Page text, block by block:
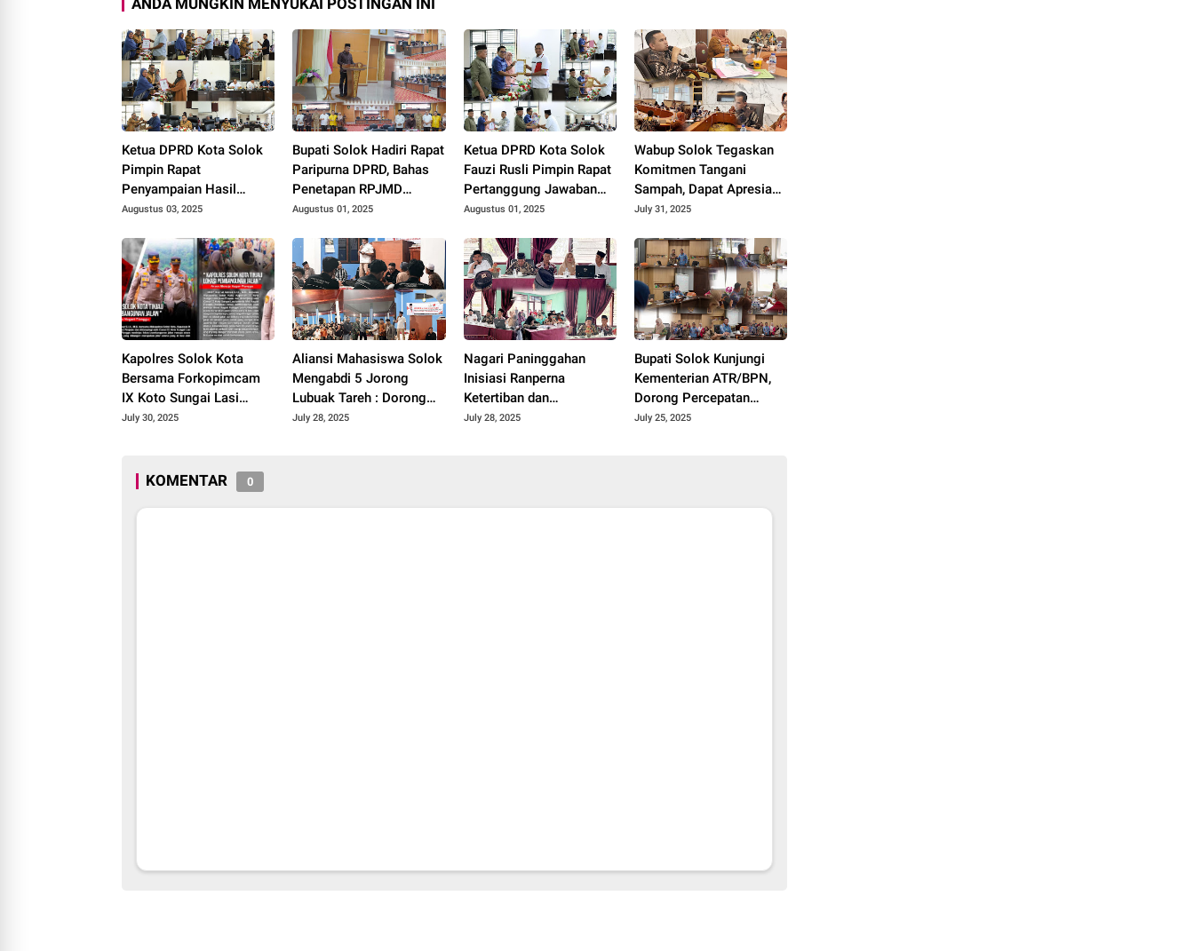
ANDA MUNGKIN MENYUKAI POSTINGAN INI
Ketua DPRD Kota Solok
Pimpin Rapat
Penyampaian Hasil
Pembahasan Pansus
2029.
Augustus 03, 2025
Bupati Solok Hadiri Rapat
Paripurna DPRD, Bahas
Penetapan RPJMD
2025–2029
Augustus 01, 2025
Ketua DPRD Kota Solok
Fauzi Rusli Pimpin Rapat
Pertanggung Jawaban
Pelaksanaan APBD Kota
Augustus 01, 2025
Wabup Solok Tegaskan
Komitmen Tangani
Sampah, Dapat Apresiasi
Kementerian Lingkungan
July 31, 2025
Kapolres Solok Kota
Bersama Forkopimcam
IX Koto Sungai Lasi
Tinjau Pembangunan
July 30, 2025
Aliansi Mahasiswa Solok
Mengabdi 5 Jorong
Lubuak Tareh : Dorong
Akses Kesehatan,
July 28, 2025
Nagari Paninggahan
Inisiasi Ranperna
Ketertiban dan
Ketentraman Masyarakat
July 28, 2025
Bupati Solok Kunjungi
Kementerian ATR/BPN,
Dorong Percepatan
Revisi Perda RTRW
July 25, 2025
KOMENTAR 0